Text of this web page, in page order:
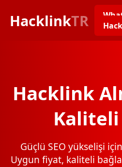
HacklinkTR
Hacklink
Kaliteli
Güçlü SEO yükselişi
Uygun fiyat, kaliteli